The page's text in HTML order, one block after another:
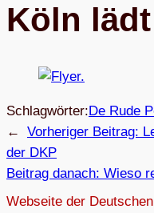
Köln
Schlagwörter:De Rude
←
Vorheriger Beitrag:
der DKP
Beitrag danach: Wieso
Webseite der